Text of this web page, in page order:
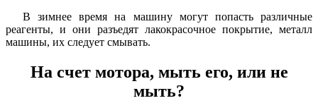
В зимнее время на машину могут попасть различные
реагенты, и они разъедят лакокрасочное покрытие, металл
машины, их следует смывать.
На счет мотора, мыть его, или не
мыть?